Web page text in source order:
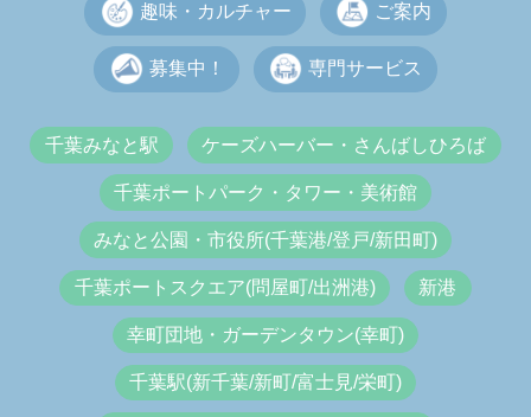
趣味・カルチャー ご案内
募集中！ 専門サービス
千葉みなと駅 ケーズハーバー・さんばしひろば
千葉ポートパーク・タワー・美術館
みなと公園・市役所(千葉港/登戸/新田町)
千葉ポートスクエア(問屋町/出洲港) 新港
幸町団地・ガーデンタウン(幸町)
千葉駅(新千葉/新町/富士見/栄町)